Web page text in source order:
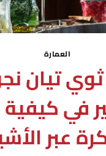
العمارة
تيان
في
عبر